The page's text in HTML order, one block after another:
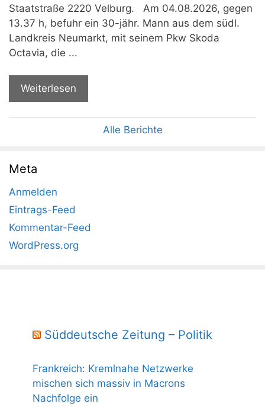
Staatstraße 2220 Velburg. Am 04.08.2026, gegen
13.37 h, befuhr ein 30-jähr. Mann aus dem südl.
Landkreis Neumarkt, mit seinem Pkw Skoda
Octavia, die ...
Weiterlesen
Alle Berichte
Meta
Anmelden
Eintrags-Feed
Kommentar-Feed
WordPress.org
Süddeutsche Zeitung – Politik
Frankreich: Kremlnahe Netzwerke
mischen sich massiv in Macrons
Nachfolge ein